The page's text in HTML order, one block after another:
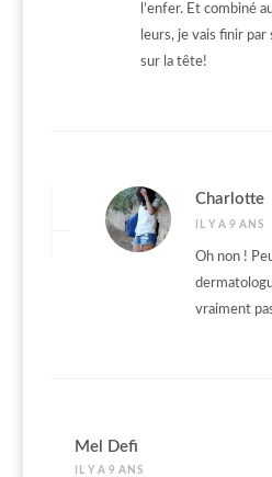
l’enfer. Et combiné
leurs, je vais finir
sur la tête!
Charlotte
IL Y A 9 ANS
Oh non !
vraiment
Mel Defi
IL Y A 9 ANS